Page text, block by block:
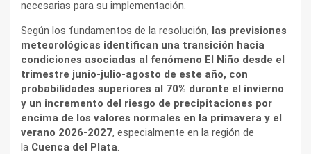
necesarias para su implementación.
Según los fundamentos de la resolución, las previsiones
meteorológicas identifican una transición hacia
condiciones asociadas al fenómeno El Niño desde el
trimestre junio-julio-agosto de este año, con
probabilidades superiores al 70% durante el invierno
y un incremento del riesgo de precipitaciones por
encima de los valores normales en la primavera y el
verano 2026-2027, especialmente en la región de
la Cuenca del Plata.